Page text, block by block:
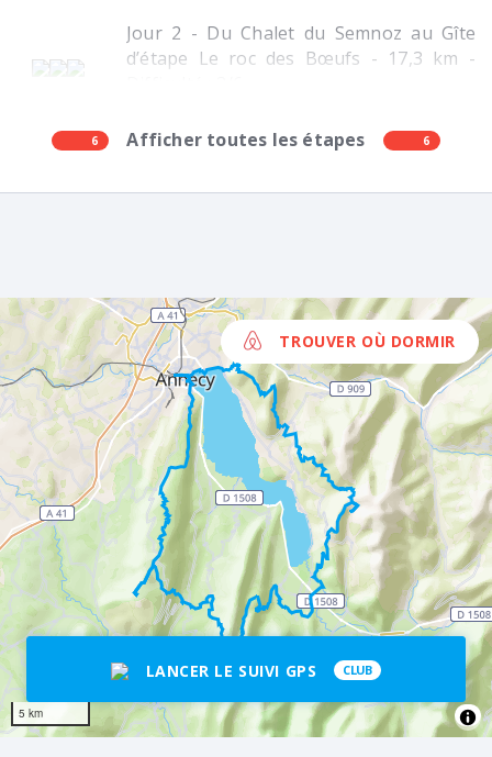
6 Afficher toutes les étapes 6
Jour 2 - Du Chalet du Semnoz au Gîte
d’étape Le roc des Bœufs - 17,3 km -
Après une bonne nuit de sommeil, on
chemin de forêt jusqu’à la ville de
Leschaux. Suivez le balisage. Vous
passez devant La Baratte, un
bar/restaurant. Vous longez une route
goudronnée pendant un bon moment et,
après le village de la Chapelle Saint
Maurice, vous récupérez un chemin de
forêt. Vous commencez alors une rude
ascension vers le col des Boeufs. Après
1h de marche, à vous la vue imprenable
sur la montagne ! Par la suite, vous
croisez le Chalet du Solliet, où vous
pourrez acheter du fromage si l’envie est
là.
Boeuf, vous allez descendre le Mont
refuge se trouve 500 mètres plus loin.
5 km
TROUVER OÙ DORMIR
LANCER LE SUIVI GPS CLUB